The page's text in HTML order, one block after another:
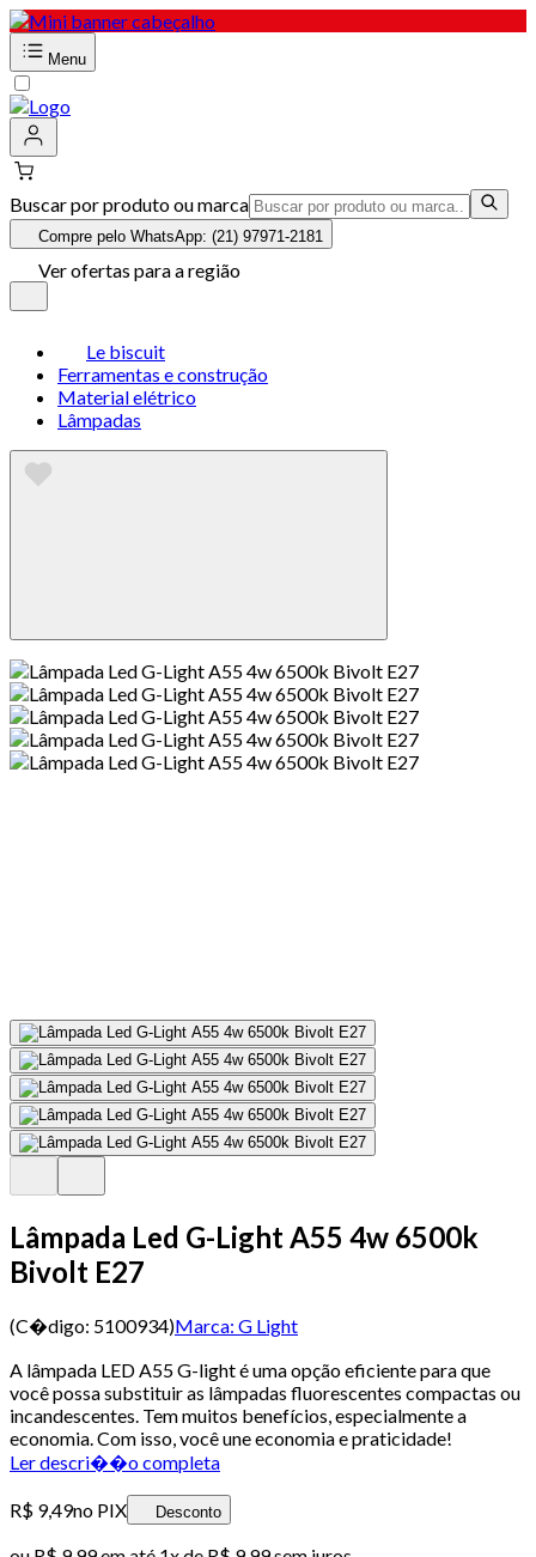
Menu
Buscar por produto ou marca
Compre pelo WhatsApp: (21) 97971-2181
Ver ofertas para a região
Le biscuit
Ferramentas e construção
Material elétrico
Lâmpadas
Lâmpada Led G-Light A55 4w 6500k
Bivolt E27
(C�digo: 5100934)Marca: G Light
A lâmpada LED A55 G-light é uma opção eficiente para que
você possa substituir as lâmpadas fluorescentes compactas ou
incandescentes. Tem muitos benefícios, especialmente a
economia. Com isso, você une economia e praticidade!
Ler descri��o completa
R$ 9,49no PIX Desconto